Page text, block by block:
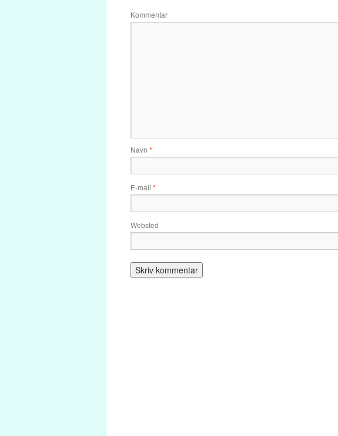
Kommentar
Navn *
E-mail *
Websted